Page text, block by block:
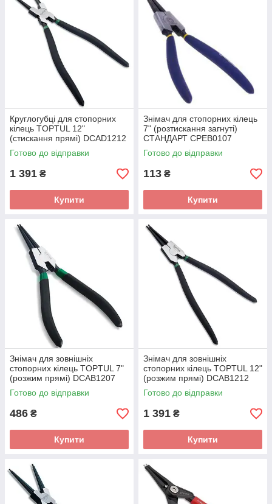
Круглогубці для стопорних
кілець TOPTUL 12"
(стискання прямі) DCAD1212
Готово до відправки
1 391 ₴
Купити
Знімач для стопорних кілець
7" (розтискання загнуті)
СТАНДАРТ CPEB0107
Готово до відправки
113 ₴
Купити
Знімач для зовнішніх
стопорних кілець TOPTUL 7"
(розжим прямі) DCAB1207
Готово до відправки
486 ₴
Купити
Знімач для зовнішніх
стопорних кілець TOPTUL 12"
(розжим прямі) DCAB1212
Готово до відправки
1 391 ₴
Купити